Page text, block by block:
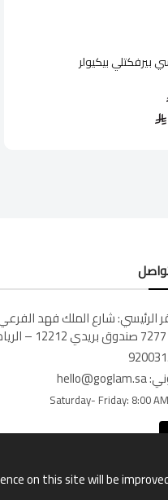
بيرفكتلي بيكيولر
الرئيسي: شارع الملك فهد
hello@goglam.sa
Saturday- Friday: 8:00
on this site will be